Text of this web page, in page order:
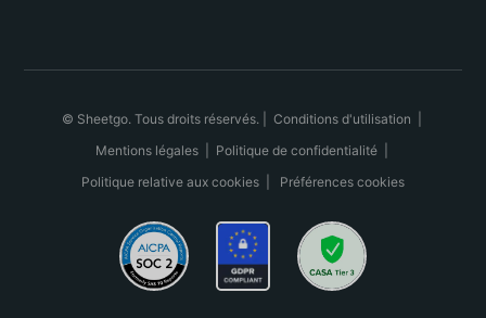
© Sheetgo. Tous droits réservés. | Conditions d'utilisation
Mentions légales| Politique de confidentialité|
Politique relative aux cookies
Préférences cookies